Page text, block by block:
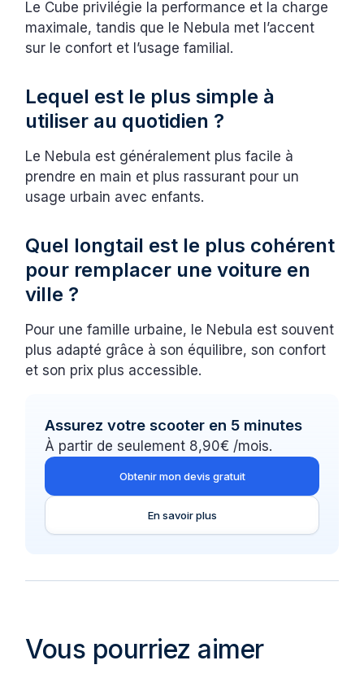
Le Cube privilégie la performance et la charge
maximale, tandis que le Nebula met l’accent
sur le confort et l’usage familial.
Lequel est le plus simple à
utiliser au quotidien ?
Le Nebula est généralement plus facile à
prendre en main et plus rassurant pour un
usage urbain avec enfants.
Quel longtail est le plus cohérent
pour remplacer une voiture en
ville ?
Pour une famille urbaine, le Nebula est souvent
plus adapté grâce à son équilibre, son confort
et son prix plus accessible.
Assurez votre scooter en 5 minutes
À partir de seulement 8,90€ /mois.
Obtenir mon devis gratuit
En savoir plus
Vous pourriez aimer